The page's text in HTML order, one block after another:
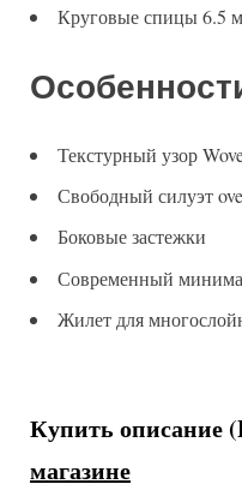
Круговые спицы 6.5
Текстурный узор
Свободный силуэт
Боковые застежки
Современный
Жилет для
Купить описание
магазине